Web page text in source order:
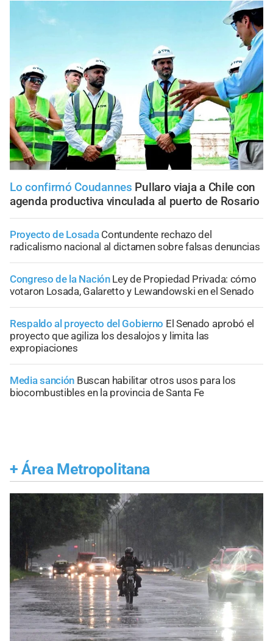
Lo confirmó Coudannes Pullaro viaja a Chile con
agenda productiva vinculada al puerto de Rosario
Proyecto de Losada Contundente rechazo del
radicalismo nacional al dictamen sobre falsas denuncias
Congreso de la Nación Ley de Propiedad Privada: cómo
votaron Losada, Galaretto y Lewandowski en el Senado
Respaldo al proyecto del Gobierno El Senado aprobó el
proyecto que agiliza los desalojos y limita las
expropiaciones
Media sanción Buscan habilitar otros usos para los
biocombustibles en la provincia de Santa Fe
+ Área Metropolitana